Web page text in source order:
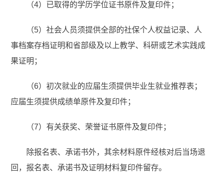
（4）已取得的学历学位证书原件及复印件；
（5）社会人员须提供全部的社保个人权益记录、人
事档案存档证明和省部级及以上教学、科研或艺术实践成
果证明；
（6）初次就业的应届生须提供毕业生就业推荐表；
应届生须提供成绩单原件及复印件；
（7）有关获奖、荣誉证书原件及复印件；
除报名表、承诺书外，其余材料原件经核对后当场退
回，报名表、承诺书及证明材料复印件留存。